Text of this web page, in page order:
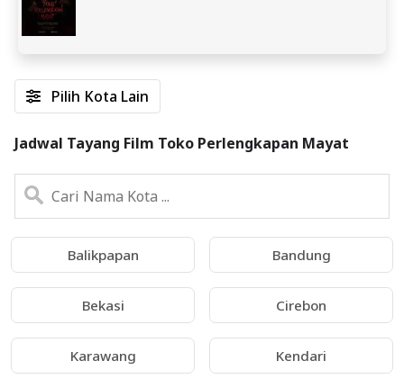
Pilih Kota Lain
Jadwal Tayang Film Toko Perlengkapan Mayat
Balikpapan Bandung
Bekasi Cirebon
Karawang Kendari